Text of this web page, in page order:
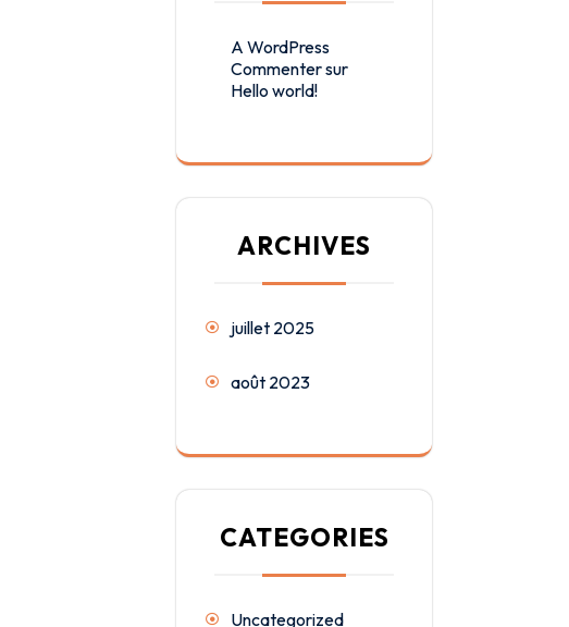
A WordPress
Commentersur
Hello world!
ARCHIVES
juillet 2025
août 2023
CATEGORIES
Uncategorized